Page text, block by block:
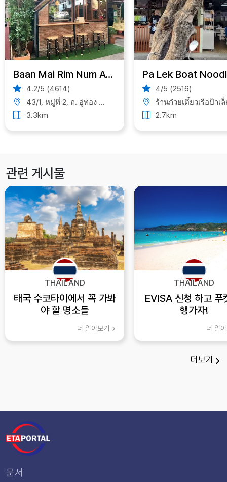
Baan Mai Rim Num AYUTTHAYA
4.2/5 (4614)
43/1, หมู่ที่ 2, ถ. อู่ทอง ต.ประตูชัย, อำเภอ พระนครศรีอยุธยา จังหวัดพระนครศรีอยุธยา 13000, Thailand
3.3km
Pa Lek Boat
4/5 (2516)
ร้านก๋วยเตี๋ยวเรือป้าเล็ก Tambon Tha Wa Su Kri, Amphoe Phra Nakhon Si Ayutthaya, Chang Wat Phra Nakhon Si Ayutthaya 13000,
2.7km
관련 게시물
THAILAND
태국 수코타이에서 꼭 가봐
야 할 명소들
더 알아보기
THAILAND
EVISA 신청 하고 푸
행가자!
더 알
더보기
문서